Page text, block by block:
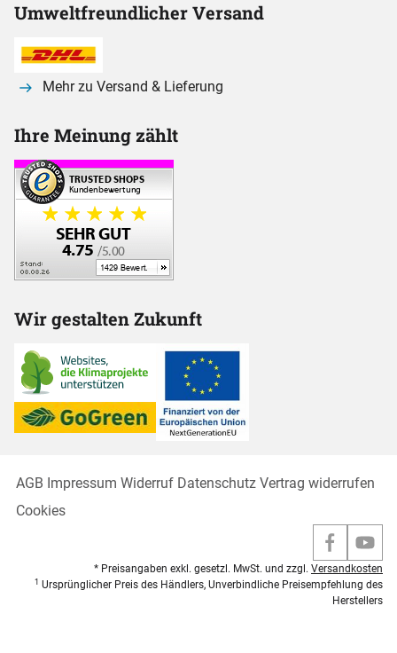
Umweltfreundlicher Versand
Mehr zu Versand & Lieferung
Ihre Meinung zählt
Wir gestalten Zukunft
AGB Impressum Widerruf Datenschutz Vertrag widerrufen
Cookies
* Preisangaben exkl. gesetzl. MwSt. und zzgl. Versandkosten
1 Ursprünglicher Preis des Händlers, Unverbindliche Preisempfehlung des
Herstellers